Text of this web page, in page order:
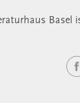
Basel